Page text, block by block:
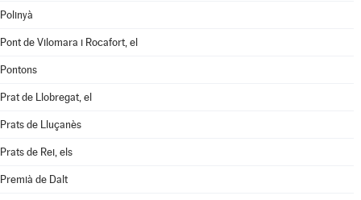
Polinyà
Pont de Vilomara i Rocafort, el
Pontons
Prat de Llobregat, el
Prats de Lluçanès
Prats de Rei, els
Premià de Dalt